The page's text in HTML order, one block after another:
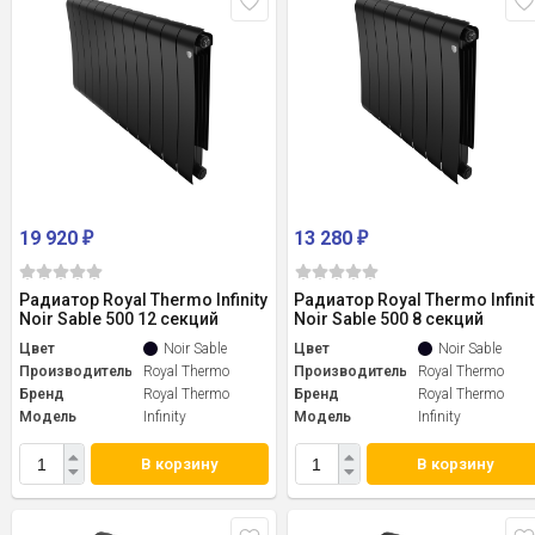
19 920 ₽
Радиатор Royal Thermo Infinity
Noir Sable 500 12 секций
Цвет
Noir Sable
Производитель
Royal Thermo
Бренд
Royal Thermo
Модель
Infinity
В корзину
13 280₽
Радиатор Royal Thermo
Noir Sable 500 8 секций
Цвет
Noir Sable
Производитель
Royal Thermo
Бренд
Royal Thermo
Модель
Infinity
В корзину